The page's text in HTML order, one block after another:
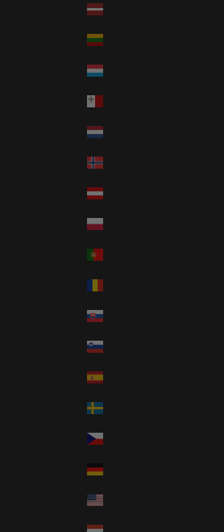
Lettland (EUR €)
Litauen (EUR €)
Luxemburg (EUR €)
Nederländerna (EUR €)
Norge (NOK kr)
Österrike (EUR €)
Polen (PLN zł)
Slovakien (EUR €)
Slovenien (EUR €)
Spanien (EUR €)
Sverige (SEK kr)
Tjeckien (CZK Kč)
Tyskland (EUR €)
USA (USD $)